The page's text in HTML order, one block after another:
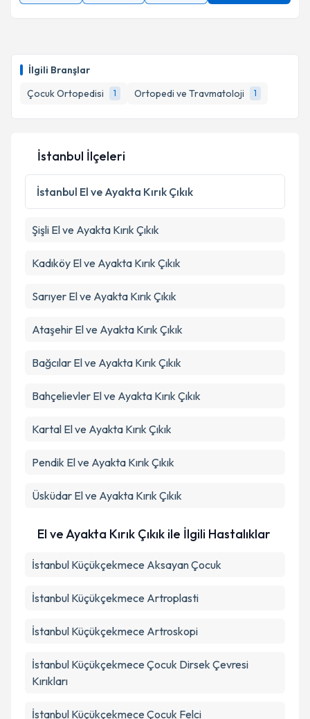
İlgili Branşlar
Çocuk Ortopedisi
1 Ortopedi ve Travmatoloji 1
İstanbul İlçeleri
İstanbul El ve Ayakta Kırık Çıkık
Şişli El ve Ayakta Kırık Çıkık
Kadıköy El ve Ayakta Kırık Çıkık
Sarıyer El ve Ayakta Kırık Çıkık
Ataşehir El ve Ayakta Kırık Çıkık
Bağcılar El ve Ayakta Kırık Çıkık
Bahçelievler El ve Ayakta Kırık Çıkık
Kartal El ve Ayakta Kırık Çıkık
Pendik El ve Ayakta Kırık Çıkık
Üsküdar El ve Ayakta Kırık Çıkık
El ve Ayakta Kırık Çıkık ile İlgili Hastalıklar
İstanbul Küçükçekmece Aksayan Çocuk
İstanbul Küçükçekmece Artroplasti
İstanbul Küçükçekmece Artroskopi
İstanbul Küçükçekmece Çocuk Dirsek Çevresi
Kırıkları
İstanbul Küçükçekmece Çocuk Felci